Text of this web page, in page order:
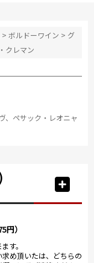
>ボルドーワイン > グ
クレマン
、ペサック・レオニャ
円）
す。
め頂いたは、どちらの